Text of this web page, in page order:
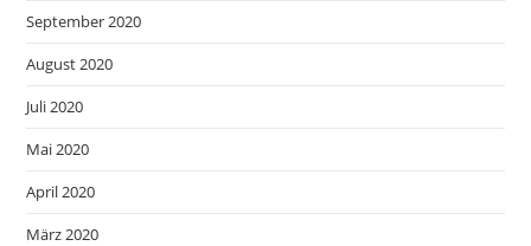
September 2020
August 2020
Juli 2020
Mai 2020
April 2020
März 2020